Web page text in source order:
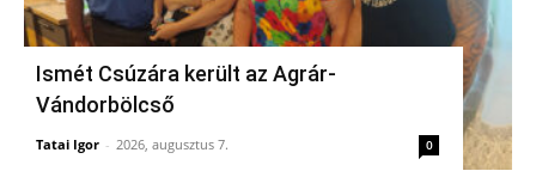
Ismét Csúzára került az Agrár-
Vándorbölcső
Tatai Igor - 2026, augusztus 7. 0